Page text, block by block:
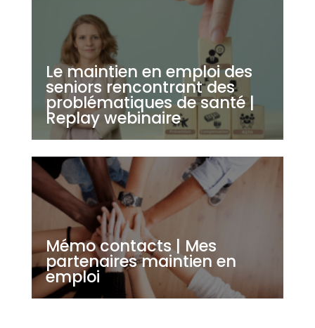
Le maintien en emploi des
seniors rencontrant des
problématiques de santé |
Replay webinaire
Mémo contacts | Mes
partenaires maintien en
emploi